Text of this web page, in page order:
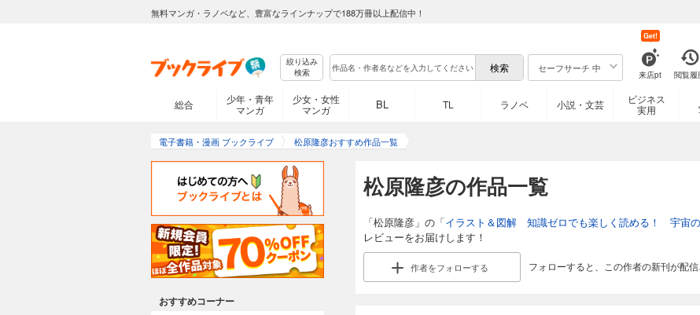
無料マンガ・ラノベなど、豊富なラインナップで188万冊以上配信中！
絞り込み
検索
セーフサーチ 中
来店pt
Get!
閲覧履
総合
少年・青年
マンガ
少女・女性
マンガ
BL TL ラノベ 小説・文芸
ビジネス
実用
電子書籍・漫画 ブックライブ 松原隆彦おすすめ作品一覧
松原隆彦の作品一覧
「松原隆彦」の「イラスト＆図解 知識ゼロでも楽しく読める！ 宇宙
レビューをお届けします！
作者をフォローする フォローすると、この作者の新刊が配
おすすめコーナー